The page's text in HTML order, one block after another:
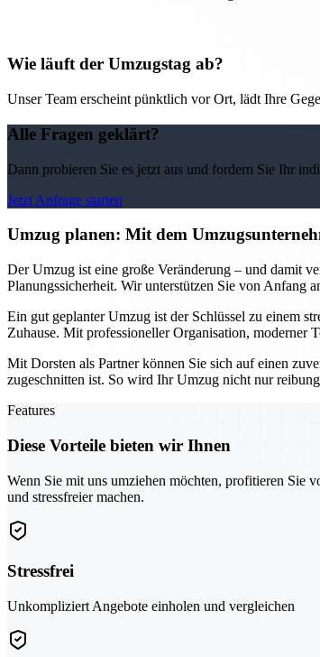
Wie läuft der Umzugstag ab?
Unser Team erscheint pünktlich vor Ort, lädt Ihre
Alle Fragen geklärt?
Dann probieren Sie es jetzt aus und fordern Sie Ihr
Jetzt Anfrage starten
Umzug planen: Mit dem
Der Umzug ist eine große Veränderung – und damit
Planungssicherheit. Wir unterstützen Sie von Anfang
Ein gut geplanter Umzug ist der Schlüssel zu einem
Zuhause. Mit professioneller Organisation, moderner
Mit Dorsten als Partner können Sie sich auf einen
zugeschnitten ist. So wird Ihr Umzug nicht nur
Features
Diese Vorteile bieten wir Ihnen
Wenn Sie mit uns umziehen möchten, profitieren Sie
und stressfreier machen.
Stressfrei
Unkompliziert Angebote einholen und vergleichen